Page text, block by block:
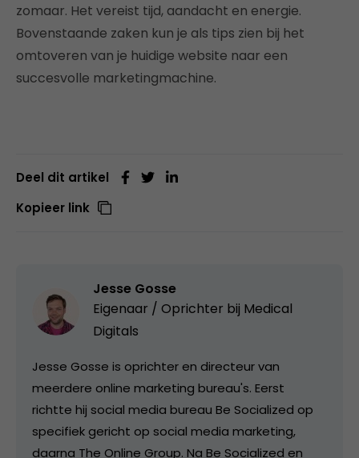
zomaar. Het vereist tijd, aandacht en energie.
Bovenstaande zaken kun je als tips zien bij het
omtoveren van je huidige website naar een
succesvolle marketingmachine.
Deel dit artikel
Kopieer link
Jesse Gosse
Eigenaar / Oprichter bij Medical
Digitals
Jesse Gosse is oprichter en directeur van
meerdere online marketing bureau's. Eerst
richtte hij social media bureau Be Socialized op
specifiek gericht op social media marketing,
daarna The Online Group. Na Be Socialized en